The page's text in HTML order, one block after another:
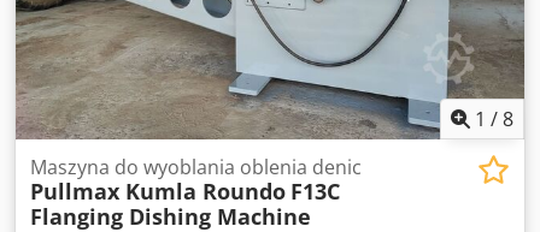
1 /8
Maszyna do wyoblania oblenia denic
Pullmax Kumla Roundo F13C
Flanging Dishing Machine